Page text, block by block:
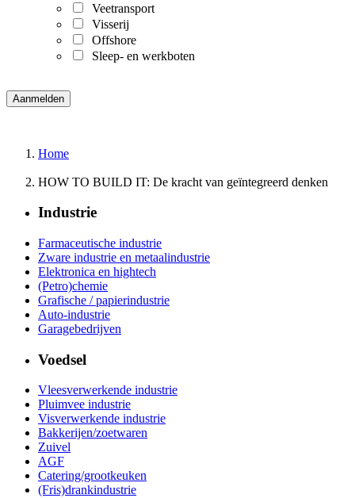
Veetransport
Visserij
Offshore
Sleep- en werkboten
Home
HOW TO BUILD IT: De kracht van geïntegreerd denken
Industrie
Farmaceutische industrie
Zware industrie en metaalindustrie
Elektronica en hightech
(Petro)chemie
Grafische / papierindustrie
Auto-industrie
Garagebedrijven
Voedsel
Vleesverwerkende industrie
Pluimvee industrie
Visverwerkende industrie
Bakkerijen/zoetwaren
Zuivel
AGF
Catering/grootkeuken
(Fris)drankindustrie